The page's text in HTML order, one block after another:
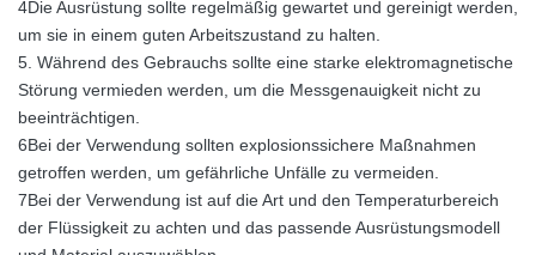
4Die Ausrüstung sollte regelmäßig gewartet und gereinigt werden,
um sie in einem guten Arbeitszustand zu halten.
5. Während des Gebrauchs sollte eine starke elektromagnetische
Störung vermieden werden, um die Messgenauigkeit nicht zu
beeinträchtigen.
6Bei der Verwendung sollten explosionssichere Maßnahmen
getroffen werden, um gefährliche Unfälle zu vermeiden.
7Bei der Verwendung ist auf die Art und den Temperaturbereich
der Flüssigkeit zu achten und das passende Ausrüstungsmodell